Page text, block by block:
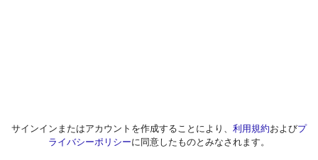
サインインまたはアカウントを作成することにより、 利用規約およびプ
ライバシーポリシーに同意したものとみなされます。